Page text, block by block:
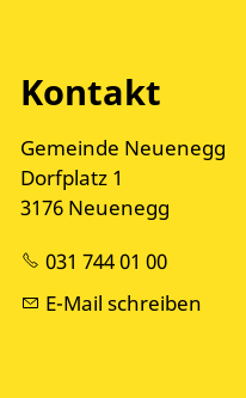
Kontakt
Gemeinde Neuenegg
Dorfplatz 1
3176 Neuenegg
031 744 01 00
E-Mail schreiben